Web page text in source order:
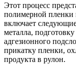
Этот процесс
полимерной пленки
включает
металла,
адгезионного
прикатку пленки,
продукта в рулон.